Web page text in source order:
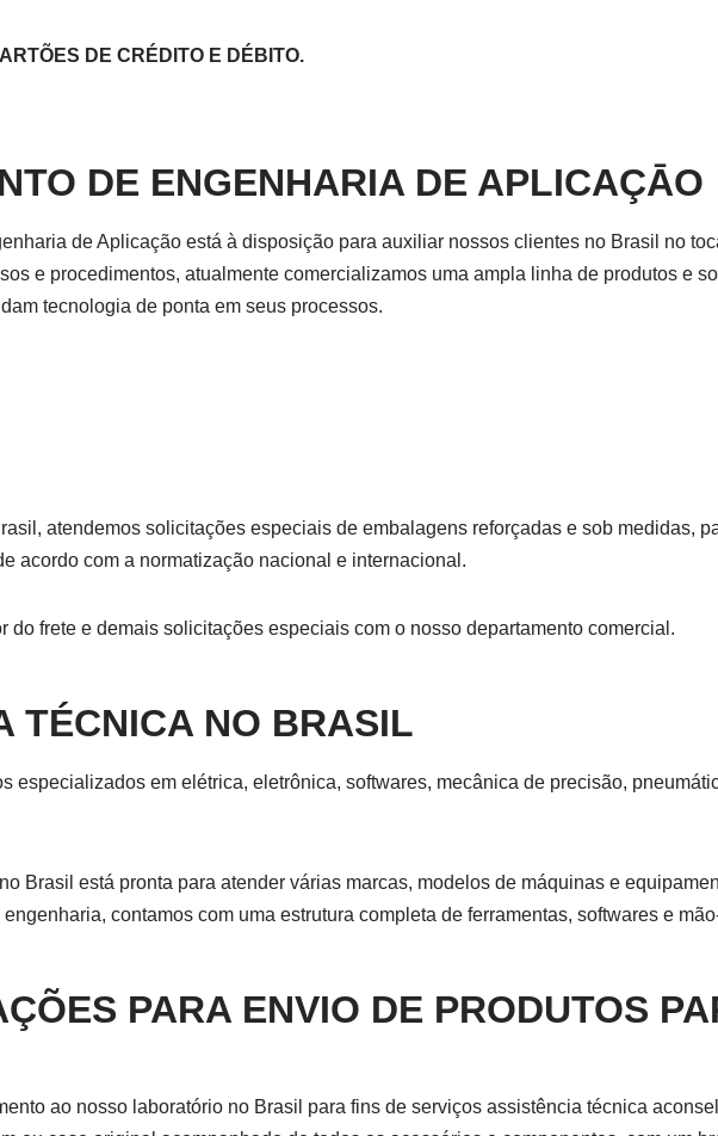
DE CRÉDITO E DÉBITO.
DE ENGENHARIA DE APLICAÇĀO
de Aplicação está à disposição para auxiliar nossos clientes no Brasil no
e procedimentos, atualmente comercializamos uma ampla linha de produtos e
tecnologia de ponta em seus processos.
atendemos solicitações especiais de embalagens reforçadas e sob medidas,
acordo com a normatização nacional e internacional.
do frete e demais solicitações especiais com o nosso departamento comercial.
TÉCNICA NO BRASIL
especializados em elétrica, eletrônica, softwares, mecânica de precisão,
Brasil está pronta para atender várias marcas, modelos de máquinas e
contamos com uma estrutura completa de ferramentas, softwares e
PARA ENVIO DE PRODUTOS
ao nosso laboratório no Brasil para fins de serviços assistência técnica